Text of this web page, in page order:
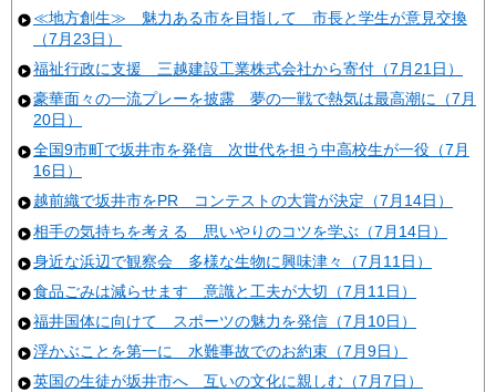
≪地方創生≫ 魅力ある市を目指して 市長と学生が意見交換
（7月23日）
福祉行政に支援 三越建設工業株式会社から寄付（7月21日）
豪華面々の一流プレーを披露 夢の一戦で熱気は最高潮に（7月
20日）
全国9市町で坂井市を発信 次世代を担う中高校生が一役（7月
16日）
越前織で坂井市をPR コンテストの大賞が決定（7月14日）
相手の気持ちを考える 思いやりのコツを学ぶ（7月14日）
身近な浜辺で観察会 多様な生物に興味津々（7月11日）
食品ごみは減らせます 意識と工夫が大切（7月11日）
福井国体に向けて スポーツの魅力を発信（7月10日）
浮かぶことを第一に 水難事故でのお約束（7月9日）
英国の生徒が坂井市へ 互いの文化に親しむ（7月7日）